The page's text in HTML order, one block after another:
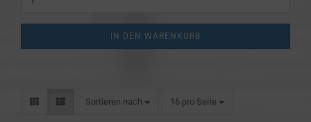
IN DEN WARENKORB
Sortieren nach
Sortieren nach 16 pro Seite
pro Seite